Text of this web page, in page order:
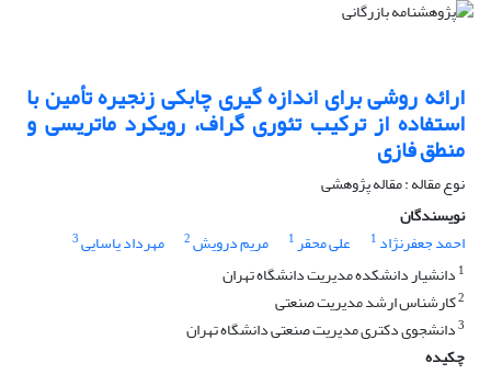
ارائه روشی برای اندازه گیری چابکی زنجیره تأمین با
استفاده از ترکیب تئوری گراف، رویکرد ماتریسی و
منطق فازی
نوع مقاله : مقاله پژوهشی
نویسندگان
احمد جعفرنژاد 1 علی محقر1 مریم درویش2 مهرداد یاسایی3
1 دانشیار دانشکده مدیریت دانشگاه تهران
2کارشناس ارشد مدیریت صنعتی
3دانشجوی دکتری مدیریت صنعتی دانشگاه تهران
چکیده